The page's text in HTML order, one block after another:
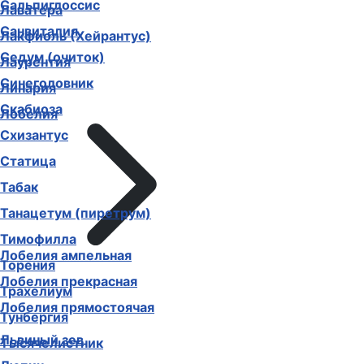
Лаватера
Лакфиоль (Хейрантус)
Лаурентия
Линария
Лобелия
Лобелия ампельная
Лобелия прекрасная
Лобелия прямостоячая
Львиный зев
Сальпиглоссис
Санвиталия
Седум (очиток)
Синеголовник
Скабиоза
Схизантус
Статица
Табак
Танацетум (пиретрум)
Тимофилла
Торения
Трахелиум
Тунбергия
Тысячелистник